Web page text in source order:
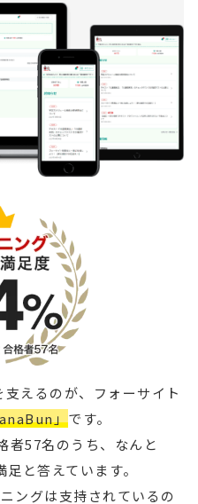
えるのが、フォーサイト
」です。
者57名のうち、なんと
と答えています。
ングは支持されているの